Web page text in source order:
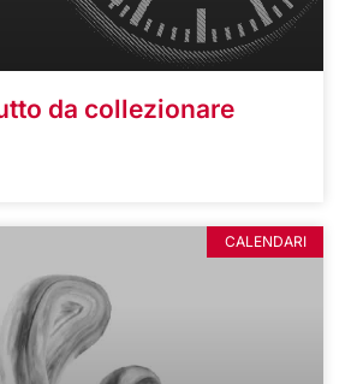
da collezionare
CALENDARI